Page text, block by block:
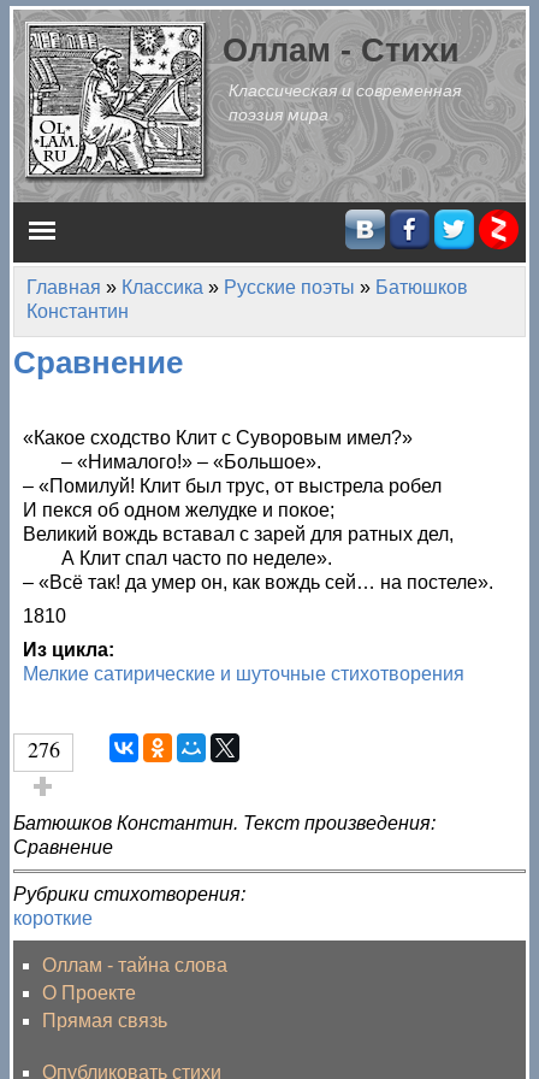
Перейти к основному содержанию
Оллам - Стихи
Классическая и современная
поэзия мира
Главное меню
Вы здесь
Главная » Классика » Русские поэты » Батюшков
Константин
Сравнение
«Какое сходство Клит с Суворовым имел?»
– «Нималого!» – «Большое».
– «Помилуй! Клит был трус, от выстрела робел
И пекся об одном желудке и покое;
Великий вождь вставал с зарей для ратных дел,
А Клит спал часто по неделе».
– «Всё так! да умер он, как вождь сей… на постеле».
1810
Из цикла:
Мелкие сатирические и шуточные стихотворения
276
Голос за!
Батюшков Константин. Текст произведения:
Сравнение
Рубрики стихотворения:
короткие
Оллам - тайна слова
О Проекте
Прямая связь
Опубликовать стихи